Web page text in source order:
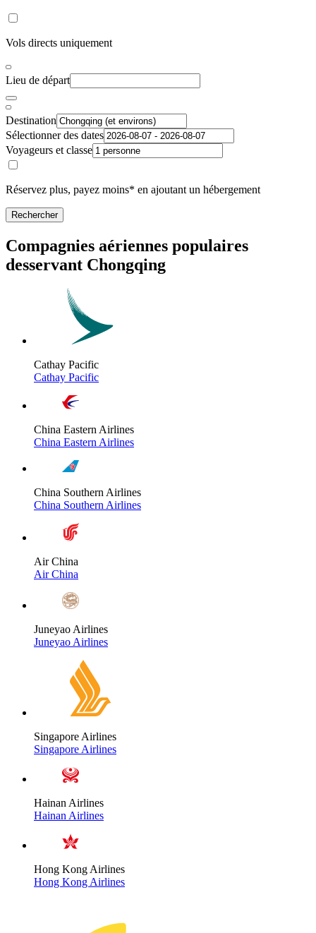
Vols directs uniquement
Lieu de départ
Destination
Sélectionner des dates
Voyageurs et classe
Réservez plus, payez moins* en ajoutant un hébergement
Rechercher
Compagnies aériennes populaires
desservant Chongqing
Cathay Pacific
Cathay Pacific
China Eastern Airlines
China Eastern Airlines
China Southern Airlines
China Southern Airlines
Air China
Air China
Juneyao Airlines
Juneyao Airlines
Singapore Airlines
Singapore Airlines
Hainan Airlines
Hainan Airlines
Hong Kong Airlines
Hong Kong Airlines